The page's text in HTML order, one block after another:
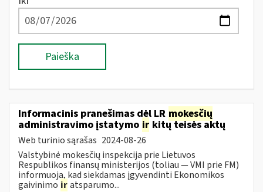
Paieška
Informacinis pranešimas dėl LR mokesčių
administravimo įstatymo ir kitų teisės aktų
Web turinio sąrašas 2024-08-26
Valstybinė mokesčių inspekcija prie Lietuvos
Respublikos finansų ministerijos (toliau — VMI prie FM)
informuoja, kad siekdamas įgyvendinti Ekonomikos
gaivinimo iratsparumo...